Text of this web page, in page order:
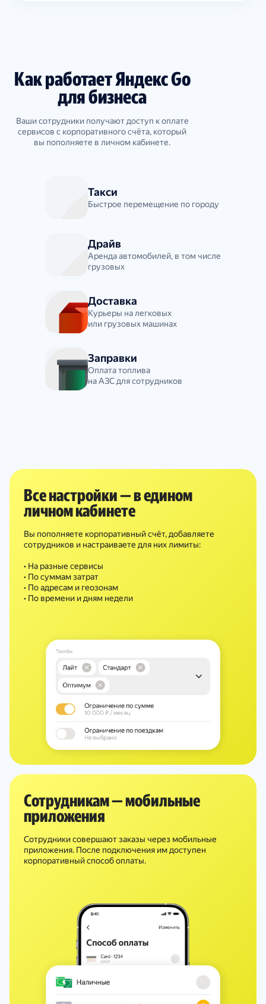
Как работает Яндекс Go
для бизнеса
Ваши сотрудники получают доступ к оплате
сервисов с корпоративного счёта, который
вы пополняете в личном кабинете.
Такси
Быстрое перемещение по городу
Драйв
Аренда автомобилей, в том числе
грузовых
Доставка
Курьеры на легковых
или грузовых машинах
Заправки
Оплата топлива
на АЗС для сотрудников
Все настройки — в едином
личном кабинете
Вы пополняете корпоративный счёт, добавляете
сотрудников и настраиваете для них лимиты:
• На разные сервисы
• По суммам затрат
• По адресам и геозонам
• По времени и дням недели
Сотрудникам — мобильные
приложения
Сотрудники совершают заказы через мобильные
приложения. После подключения им доступен
корпоративный способ оплаты.